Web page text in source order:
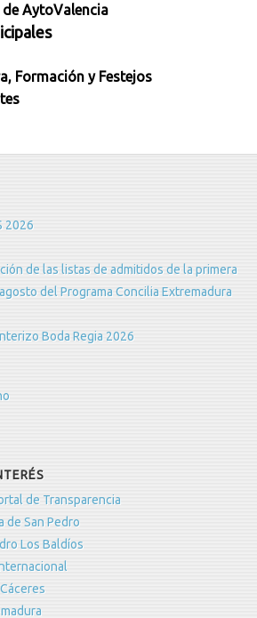
de AytoValencia
Formación y Festejos
2026
de las listas de admitidos de la primera
del Programa Concilia Extremadura
Boda Regia 2026
de Transparencia
de San Pedro
Los Baldíos